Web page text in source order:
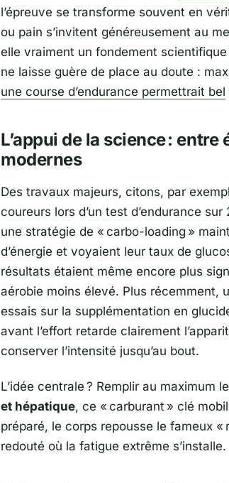
l’épreuve se transforme souvent en
ou pain s’invitent généreusement au
elle vraiment un fondement
ne laisse guère de place au doute :
une course d’endurance permettrait bel
L’appui de la science :
modernes
Des travaux majeurs, citons, par
coureurs lors d’un test d’endurance
une stratégie de « carbo-loading »
d’énergie et voyaient leur taux de
résultats étaient même encore plus
aérobie moins élevé. Plus récemment,
essais sur la supplémentation en
avant l’effort retarde clairement
conserver l’intensité jusqu’au bout.
L’idée centrale ? Remplir au maximum
et hépatique, ce « carburant » clé
préparé, le corps repousse le fameux
redouté où la fatigue extrême s’installe.